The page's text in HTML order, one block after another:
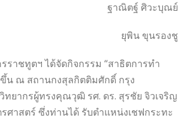
ฐาณิตฐ์ ศิวะบุณย์
ยุพิน ขุนรองชู
าชทูตฯ ได้จัดกิจกรรม “สาธิตการทำ
ขึ้น ณ สถานกงสุลกิตติมศักดิ์ กรุง
ทยากรผู้ทรงคุณวุฒิ รศ. ดร. สุรชัย จิวเจริญ
ศาสตร์ ซึ่งท่านได้ รับตำแหน่งเชฟกระทะ